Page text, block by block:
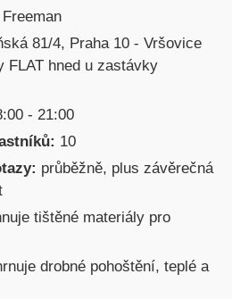
81/4, Praha 10 - Vršovice
FLAT hned u zastávky
- 21:00
10
průběžně, plus závěrečná
tištěné materiály pro
drobné pohoštění, teplé a